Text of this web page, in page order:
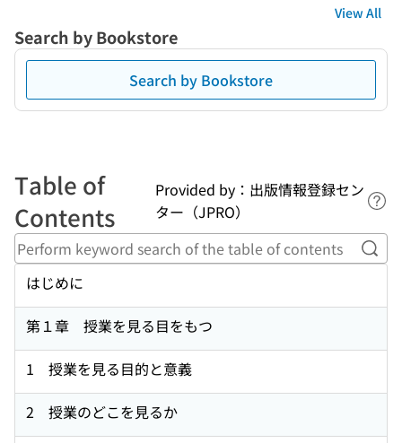
View All
Search by Bookstore
Search by Bookstore
Table of
Contents
Provided by：出版情報登録セン
ター（JPRO）
はじめに
第１章 授業を見る目をもつ
1 授業を見る目的と意義
2 授業のどこを見るか